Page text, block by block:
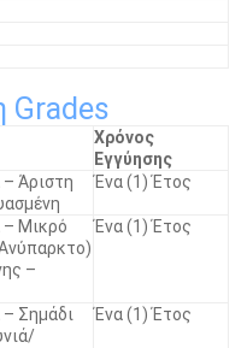
Grades
Χρόνος
Εγγύησης
– Άριστη
Ένα (1) Έτος
– Μικρό
–
Ένα (1) Έτος
– Σημάδι
Ένα (1) Έτος